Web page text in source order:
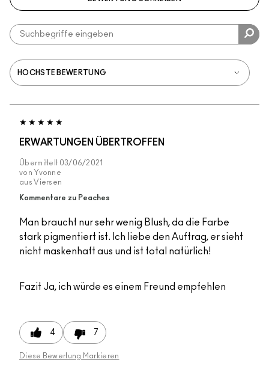
ERWARTUNGEN ÜBERTROFFEN
Übermittelt 03/06/2021
von Yvonne
aus Viersen
Kommentare zu Peaches
Man braucht nur sehr wenig Blush, da die Farbe
stark pigmentiert ist. Ich liebe den Auftrag, er sieht
nicht maskenhaft aus und ist total natürlich!
Fazit Ja, ich würde es einem Freund empfehlen
4 7
Diese Bewertung Markieren